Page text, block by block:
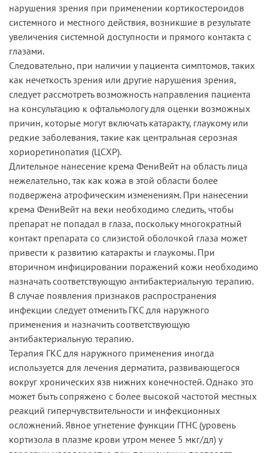
нарушения зрения при применении кортикостероидов
системного и местного действия, возникшие в результате
увеличения системной доступности и прямого контакта с
глазами.
Следовательно, при наличии у пациента симптомов, таких
как нечеткость зрения или другие нарушения зрения,
следует рассмотреть возможность направления пациента
на консультацию к офтальмологу для оценки возможных
причин, которые могут включать катаракту, глаукому или
редкие заболевания, такие как центральная серозная
хориоретинопатия (ЦСХР).
Длительное нанесение крема ФениВейт на область лица
нежелательно, так как кожа в этой области более
подвержена атрофическим изменениям. При нанесении
крема ФениВейт на веки необходимо следить, чтобы
препарат не попадал в глаза, поскольку многократный
контакт препарата со слизистой оболочкой глаза может
привести к развитию катаракты и глаукомы. При
вторичном инфицировании поражений кожи необходимо
назначать соответствующую антибактериальную терапию.
В случае появления признаков распространения
инфекции следует отменить ГКС для наружного
применения и назначить соответствующую
антибактериальную терапию.
Терапия ГКС для наружного применения иногда
используется для лечения дерматита, развивающегося
вокруг хронических язв нижних конечностей. Однако это
может быть сопряжено с более высокой частотой местных
реакций гиперчувствительности и инфекционных
осложнений. Явное угнетение функции ГГНС (уровень
кортизола в плазме крови утром менее 5 мкг/дл) у